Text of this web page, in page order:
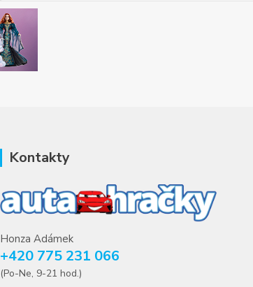
Kontakty
Honza Adámek
+420 775 231 066
(Po-Ne, 9-21 hod.)